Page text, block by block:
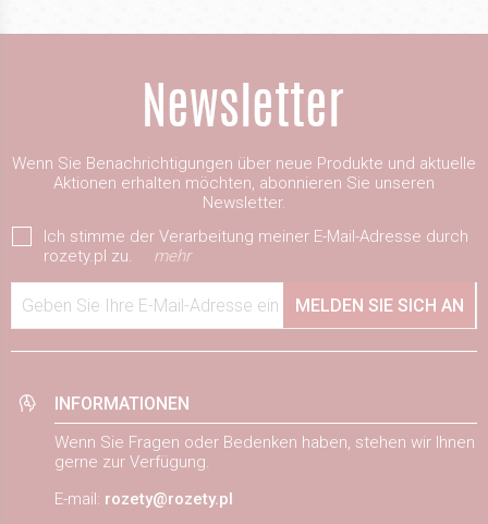
Wenn Sie Benachrichtigungen über neue Produkte und aktuelle
Aktionen erhalten möchten, abonnieren Sie unseren
Newsletter.
Ich stimme der Verarbeitung meiner E-Mail-Adresse durch
rozety.pl zu.
mehr
Geben Sie Ihre E-Mail-Adresse ein MELDEN SIE SICH AN
INFORMATIONEN
Wenn Sie Fragen oder Bedenken haben, stehen wir Ihnen
gerne zur Verfügung.
E-mail: rozety@rozety.pl